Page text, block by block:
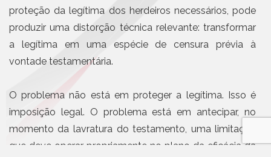
proteção da legítima dos herdeiros necessários, pode
produzir uma distorção técnica relevante: transformar
a legítima em uma espécie de censura prévia à
vontade testamentária.
O problema não está em proteger a legítima. Isso é
imposição legal. O problema está em antecipar, no
momento da lavratura do testamento, uma limitação
que deve operar propriamente no plano da eficácia da